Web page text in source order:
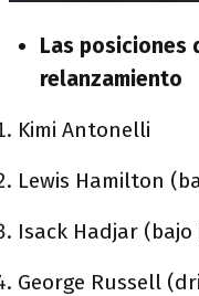
Las posiciones
relanzamiento
Kimi Antonelli
Lewis Hamilton
Isack Hadjar
George Russell